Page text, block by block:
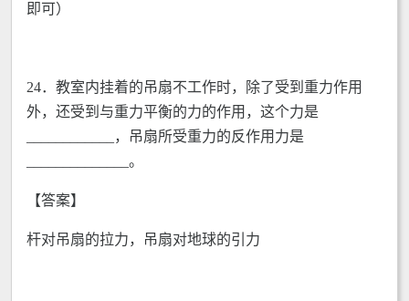
即可）
24．教室内挂着的吊扇不工作时，除了受到重力作用
外，还受到与重力平衡的力的作用，这个力是
____________，吊扇所受重力的反作用力是
______________。
【答案】
杆对吊扇的拉力，吊扇对地球的引力